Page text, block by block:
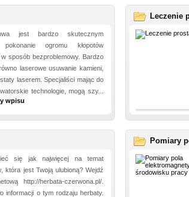
jest bardzo skutecznym
ogromu kłopotów
sposób bezproblemowy. Bardzo
laserowe usuwanie kamieni,
laserem. Specjaliści mając do
technologie, mogą szy...
wpisu
Leczenie
się jak najwięcej na temat
która jest Twoją ulubioną? Wejdź
http://herbata-czerwona.pl/.
informacji o tym rodzaju herbaty.
Pomiary